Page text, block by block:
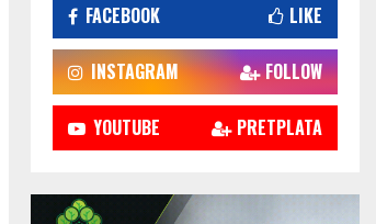
FACEBOOK LIKE
INSTAGRAM FOLLOW
YOUTUBE PRETPLATA